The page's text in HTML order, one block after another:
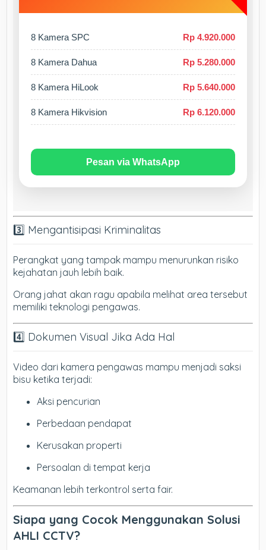
8 Kamera SPC Rp 4.920.000
8 Kamera Dahua Rp 5.280.000
8 Kamera HiLook Rp 5.640.000
8 Kamera Hikvision Rp 6.120.000
Pesan via WhatsApp
3️⃣ Mengantisipasi Kriminalitas
Perangkat yang tampak mampu menurunkan risiko
kejahatan jauh lebih baik.
Orang jahat akan ragu apabila melihat area tersebut
memiliki teknologi pengawas.
4️⃣ Dokumen Visual Jika Ada Hal
Video dari kamera pengawas mampu menjadi saksi
bisu ketika terjadi:
Aksi pencurian
Perbedaan pendapat
Kerusakan properti
Persoalan di tempat kerja
Keamanan lebih terkontrol serta fair.
Siapa yang Cocok Menggunakan Solusi
AHLI CCTV?